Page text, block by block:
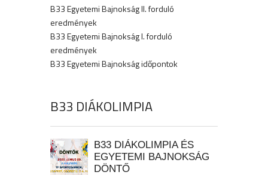
B33 Egyetemi Bajnokság II. forduló
eredmények
B33 Egyetemi Bajnokság I. forduló
eredmények
B33 Egyetemi Bajnokság időpontok
B33 DIÁKOLIMPIA
B33 DIÁKOLIMPIA ÉS
EGYETEMI BAJNOKSÁG
DÖNTŐ